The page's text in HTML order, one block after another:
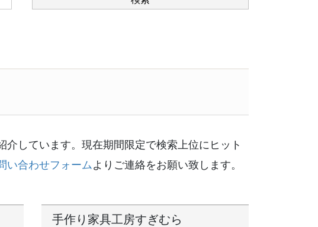
しています。現在期間限定で検索上位にヒット
い合わせフォームよりご連絡をお願い致します。
手作り家具工房すぎむら